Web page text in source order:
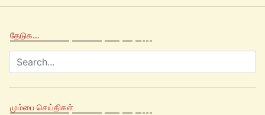
தேடுக…
மும்பை செய்திகள்